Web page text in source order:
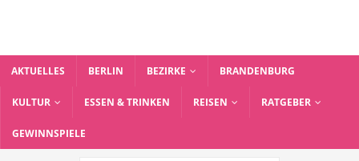
AKTUELLES BERLIN BEZIRKE BRANDENBURG
KULTUR ESSEN & TRINKEN REISEN RATGEBER
GEWINNSPIELE